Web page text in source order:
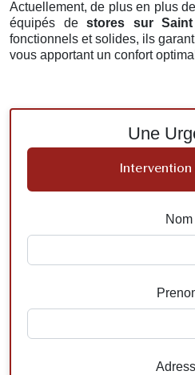
Actuellement, de plus en plus
équipés de stores sur
fonctionnels et solides, ils
vous apportant un confort
Une
Intervention
Nom